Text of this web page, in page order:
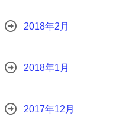
2018年2月
2018年1月
2017年12月